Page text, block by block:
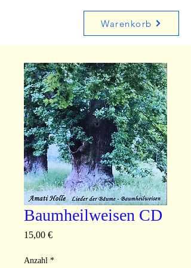
Warenkorb
Baumheilweisen CD
15,00 €Preis
Anzahl *